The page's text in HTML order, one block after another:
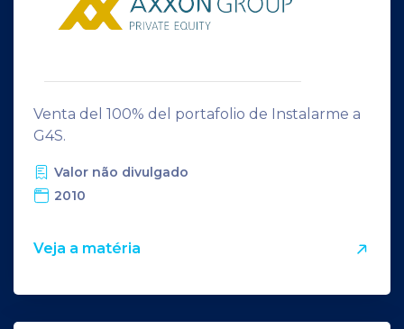
Venta del 100% del portafolio de Instalarme a
G4S.
Valor não divulgado
2010
Veja a matéria